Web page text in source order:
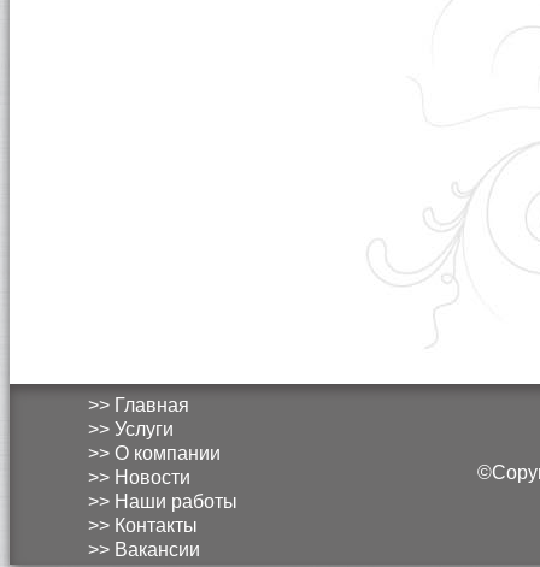
>> Главная
>> Услуги
>> О компании
>> Новости
>> Наши работы
>> Контакты
>> Вакансии